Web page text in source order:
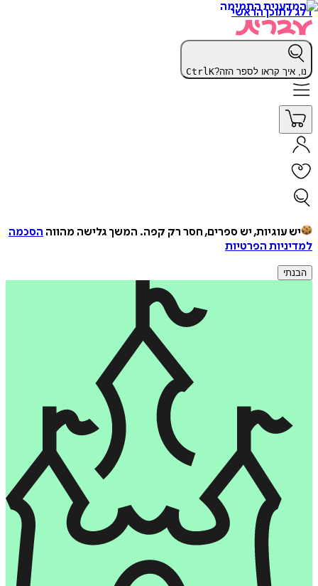
דלג לתוכן הראשי
נו, איך קראו לספר הזה? CtrlK
יש עוגיות, יש ספרים, חסר רק קפה. המשך גלישה מהווה הסכמה
למדיניות הפרטיות
הבנתי